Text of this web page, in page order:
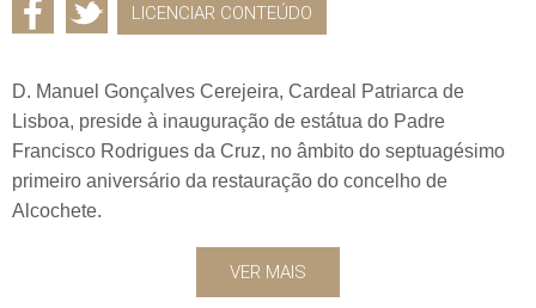
LICENCIAR CONTEÚDO
D. Manuel Gonçalves Cerejeira, Cardeal Patriarca de
Lisboa, preside à inauguração de estátua do Padre
Francisco Rodrigues da Cruz, no âmbito do septuagésimo
primeiro aniversário da restauração do concelho de
Alcochete.
VER MAIS